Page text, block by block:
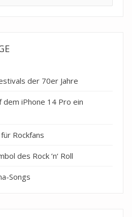
der 70er Jahre
iPhone 14 Pro ein
Rockfans
des Rock ’n‘ Roll
Songs